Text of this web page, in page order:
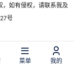
，如有侵权，请联系我及
号
菜单 我的